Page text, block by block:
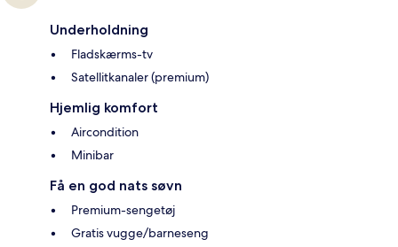
Underholdning
Fladskærms-tv
Satellitkanaler (premium)
Hjemlig komfort
Aircondition
Minibar
Få en god nats søvn
Premium-sengetøj
Gratis vugge/barneseng